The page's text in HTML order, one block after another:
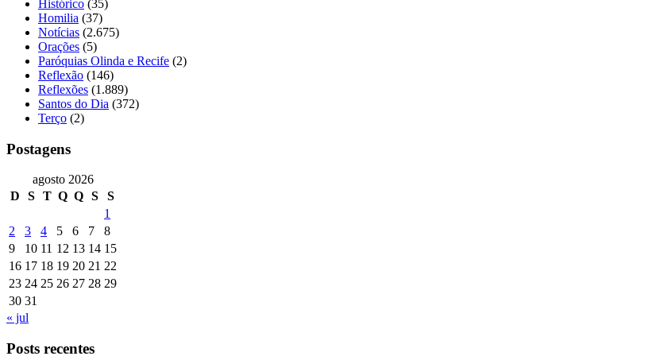
Histórico (35)
Homilia (37)
Notícias (2.675)
Orações (5)
Paróquias Olinda e Recife (2)
Reflexão (146)
Reflexões (1.889)
Santos do Dia (372)
Terço (2)
Postagens
agosto 2026
D
S T Q Q S
S
1
2
3 4 5 6 7
8
9
10 11 12 13 14 15
16 17 18 19 20 21 22
23 24 25 26 27 28 29
30 31
« jul
Posts recentes